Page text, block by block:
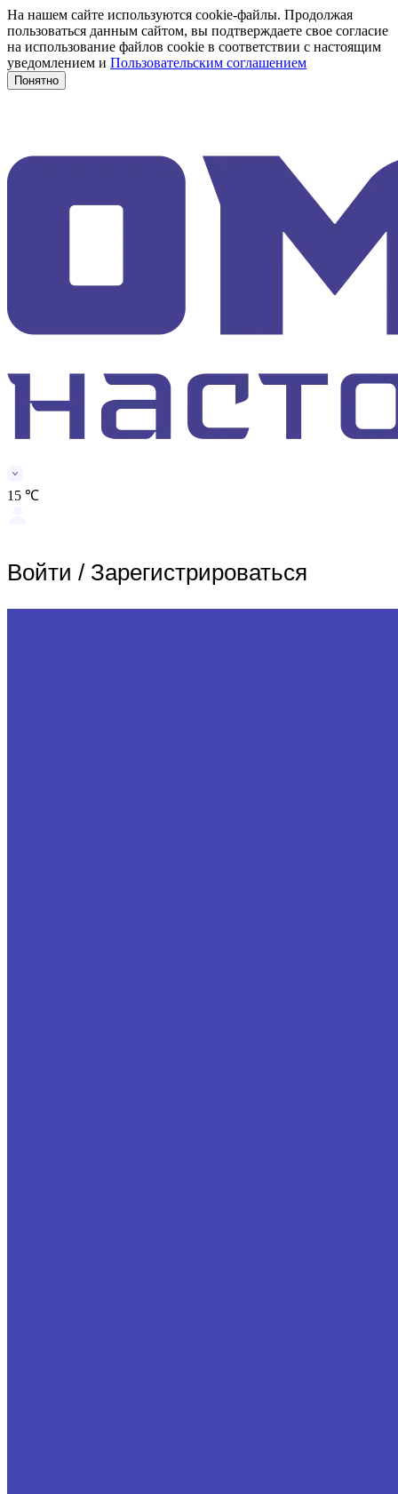
На нашем сайте используются cookie-файлы. Продолжая
пользоваться данным сайтом, вы подтверждаете свое согласие
на использование файлов cookie в соответствии с настоящим
уведомлением и Пользовательским соглашением
Понятно
15 ℃
Войти / Зарегистрироваться